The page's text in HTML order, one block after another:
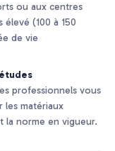
ou aux centres
(100 à 150
de vie
professionnels vous
les matériaux
la norme en vigueur.